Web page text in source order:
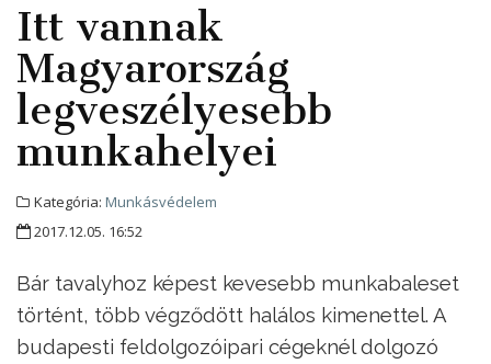
Itt vannak
Magyarország
legveszélyesebb
munkahelyei
Kategória: Munkásvédelem
2017.12.05. 16:52
Bár tavalyhoz képest kevesebb munkabaleset
történt, több végződött halálos kimenettel. A
budapesti feldolgozóipari cégeknél dolgozó